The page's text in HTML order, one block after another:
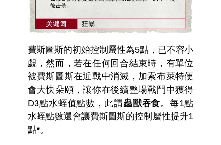
費斯圖斯的初始控制屬性為5點，已不容小
覷，然而，若在任何回合結束時，有單位
被費斯圖斯在近戰中消滅，加索布萊特便
會大快朵頤，讓你在後續整場戰鬥中獲得
D3點水蛭值點數，此謂蟲獸吞食。每1點
水蛭點數還會讓費斯圖斯的控制屬性提升1
點*。